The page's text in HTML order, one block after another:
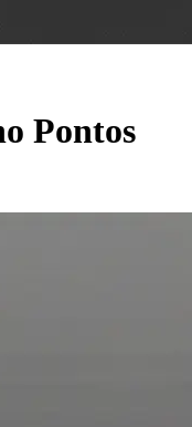
Pontos